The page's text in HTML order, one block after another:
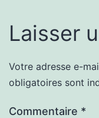
Laisser
Votre adresse e-
obligatoires sont
Commentaire *